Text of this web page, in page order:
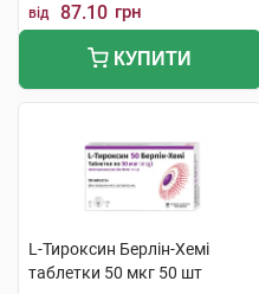
від 87.10 грн
КУПИТИ
L-Тироксин Берлін-Хемі
таблетки 50 мкг 50 шт